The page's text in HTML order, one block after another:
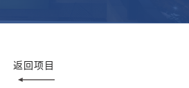
返回项目